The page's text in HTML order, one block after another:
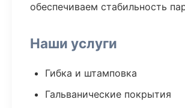
обеспечиваем стабильность
Наши услуги
Гибка и штамповка
Гальванические покрытия